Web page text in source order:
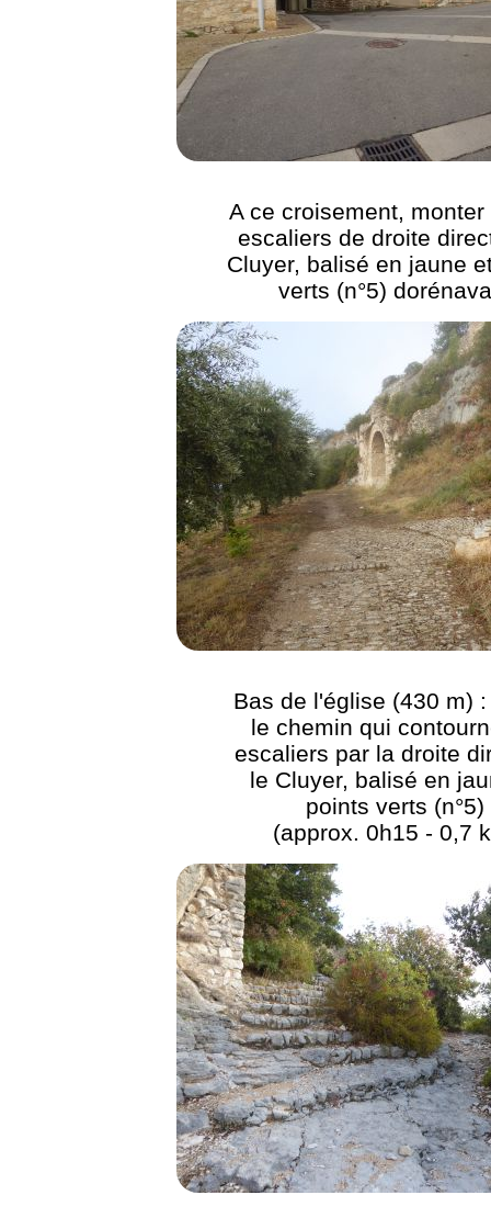
A ce croisement, monter
escaliers de droite
Cluyer, balisé en jaune
verts (n°5)
Bas de l'église (430 m)
le chemin qui
escaliers par la droite
le Cluyer, balisé en
points verts (n°5)
(approx. 0h15 - 0,7